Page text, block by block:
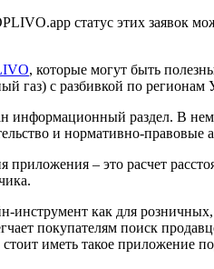
статус этих заявок
, которые могут быть
с разбивкой по регионам
информационный раздел. В
и нормативно-
– это расчет
инструмент как для
покупателям поиск
стоит иметь такое приложение